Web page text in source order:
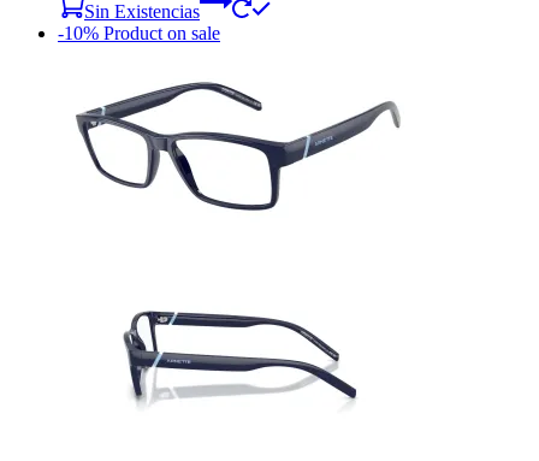
Sin Existencias
-10% Product on sale